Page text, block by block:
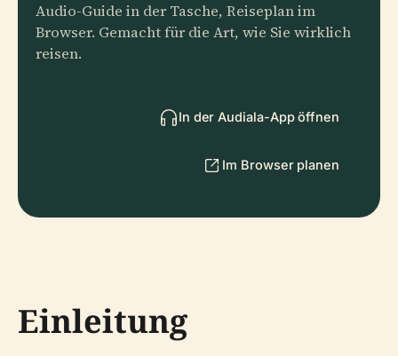
Audio-Guide in der Tasche, Reiseplan im
Browser. Gemacht für die Art, wie Sie wirklich
reisen.
In der Audiala-App öffnen
Im Browser planen
Einleitung